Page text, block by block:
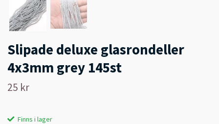
Slipade deluxe glasrondeller
4x3mm grey 145st
25 kr
Finns i lager